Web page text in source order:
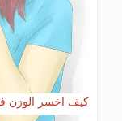
كيف اخسر الوزن